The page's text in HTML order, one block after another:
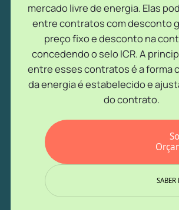
mercado livre de energia. Elas
entre contratos com desconto
preço fixo e desconto na
concedendo o selo ICR. A
entre esses contratos é a forma
da energia é estabelecido e
do contrato.
SABER